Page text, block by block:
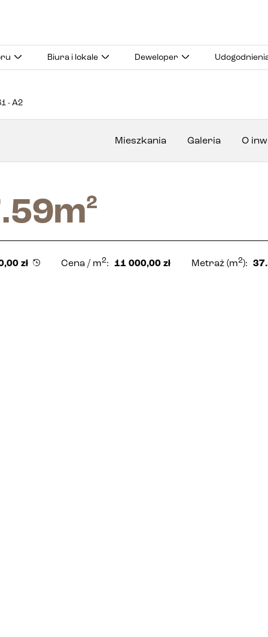
Biura i lokale Deweloper
- A2
Mieszkania Galeria O
m2
zł Cena / m2: 11 000,00 zł Metraż (m2):